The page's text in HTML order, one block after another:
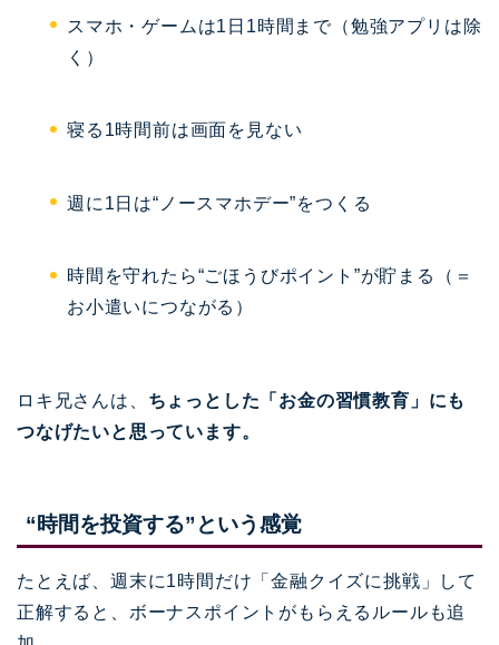
スマホ・ゲームは1日1時間まで（勉強アプリは除
く）
寝る1時間前は画面を見ない
週に1日は“ノースマホデー”をつくる
時間を守れたら“ごほうびポイント”が貯まる（＝
お小遣いにつながる）
ロキ兄さんは、 ちょっとした「お金の習慣教育」にも
つなげたいと思っています。
“時間を投資する”という感覚
たとえば、週末に1時間だけ「金融クイズに挑戦」して
正解すると、ボーナスポイントがもらえるルールも追